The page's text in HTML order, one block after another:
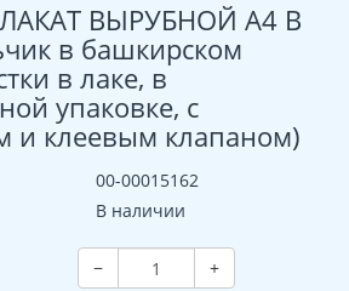
ВЫРУБНОЙ А4 В
в башкирском
в лаке, в
упаковке, с
и клеевым клапаном)
00-00015162
В наличии
− +